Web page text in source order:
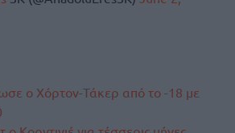
ο Χόρτον-Τάκερ από το -18 με